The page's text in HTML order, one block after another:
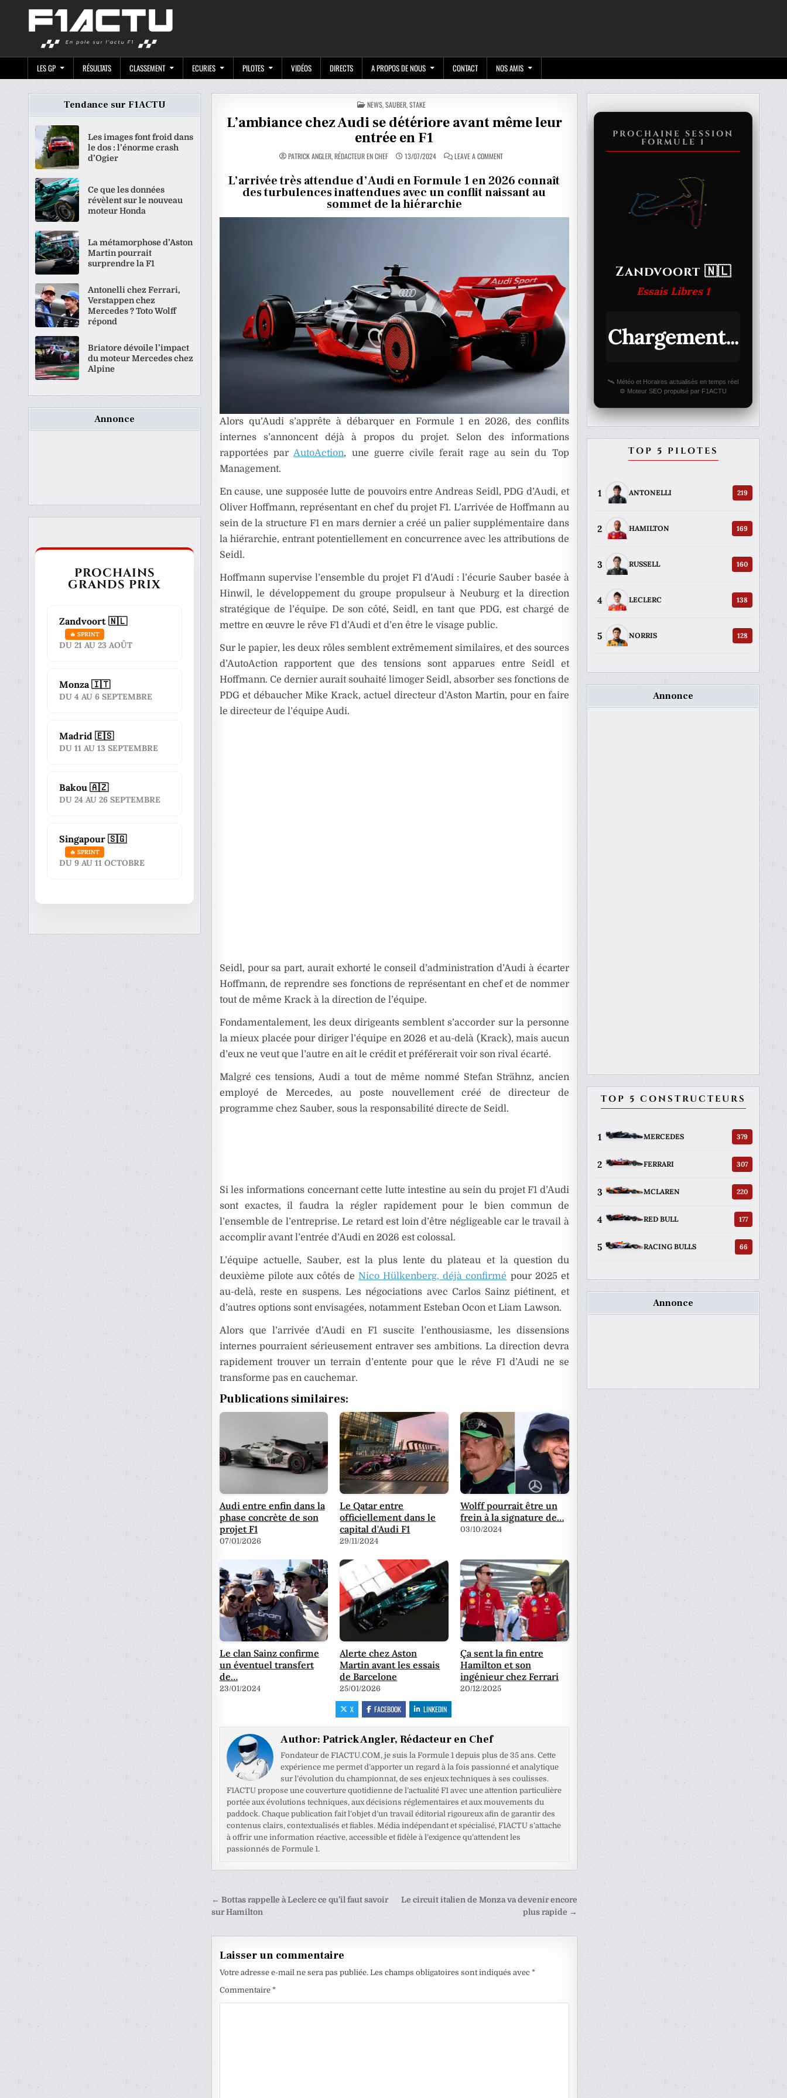
LES GP RÉSULTATS CLASSEMENT ECURIES PILOTES VIDÉOS DIRECTS A PROPOS DE NOUS CONTACT NOS AMIS
POSTED
IN
NEWS,SAUBER,STAKE
L’ambiance chez Audi se détériore avant même leur
entrée en F1
PATRICK ANGLER, RÉDACTEUR EN CHEF 13/07/2024 LEAVE A COMMENTON
AUDI
SE
DÉTÉRIORE
AVANT
ENTRÉE
L’arrivée très attendue d’Audi en Formule 1 en 2026 connaît
des turbulences inattendues avec un conflit naissant au
sommet de la hiérarchie
Alors qu’Audi s’apprête à débarquer en Formule 1 en 2026, des conflits
internes s’annoncent déjà à propos du projet. Selon des informations
rapportées parAutoAction, une guerre civile ferait rage au sein du Top
Management.
En cause, une supposée lutte de pouvoirs entre Andreas Seidl, PDG d’Audi, et
Oliver Hoffmann, représentant en chef du projet F1. L’arrivée de Hoffmann au
sein de la structure F1 en mars dernier a créé un palier supplémentaire dans
la hiérarchie, entrant potentiellement en concurrence avec les attributions de
Seidl.
Hoffmann supervise l’ensemble du projet F1 d’Audi : l’écurie Sauber basée à
Hinwil, le développement du groupe propulseur à Neuburg et la direction
stratégique de l’équipe. De son côté, Seidl, en tant que PDG, est chargé de
mettre en œuvre le rêve F1 d’Audi et d’en être le visage public.
Sur le papier, les deux rôles semblent extrêmement similaires, et des sources
d’AutoAction rapportent que des tensions sont apparues entre Seidl et
Hoffmann. Ce dernier aurait souhaité limoger Seidl, absorber ses fonctions de
PDG et débaucher Mike Krack, actuel directeur d’Aston Martin, pour en faire
le directeur de l’équipe Audi.
Seidl, pour sa part, aurait exhorté le conseil d’administration d’Audi à écarter
Hoffmann, de reprendre ses fonctions de représentant en chef et de nommer
tout de même Krack à la direction de l’équipe.
Fondamentalement, les deux dirigeants semblent s’accorder sur la personne
la mieux placée pour diriger l’équipe en 2026 et au-delà (Krack), mais aucun
d’eux ne veut que l’autre en ait le crédit et préférerait voir son rival écarté.
Malgré ces tensions, Audi a tout de même nommé Stefan Strähnz, ancien
employé de Mercedes, au poste nouvellement créé de directeur de
programme chez Sauber, sous la responsabilité directe de Seidl.
Si les informations concernant cette lutte intestine au sein du projet F1 d’Audi
sont exactes, il faudra la régler rapidement pour le bien commun de
l’ensemble de l’entreprise. Le retard est loin d’être négligeable car le travail à
accomplir avant l’entrée d’Audi en 2026 est colossal.
L’équipe actuelle, Sauber, est la plus lente du plateau et la question du
deuxième pilote aux côtés deNico Hülkenberg, déjà confirmé pour 2025 et
au-delà, reste en suspens. Les négociations avec Carlos Sainz piétinent, et
d’autres options sont envisagées, notamment Esteban Ocon et Liam Lawson.
Alors que l’arrivée d’Audi en F1 suscite l’enthousiasme, les dissensions
internes pourraient sérieusement entraver ses ambitions. La direction devra
rapidement trouver un terrain d’entente pour que le rêve F1 d’Audi ne se
transforme pas en cauchemar.
Publications similaires:
Audi entre enfin dans la
phase concrète de son
projet F1
07/01/2026
Le Qatar entre
officiellement dans le
capital d'Audi F1
29/11/2024
Wolff pourrait être un
frein à la signature de…
03/10/2024
Le clan Sainz confirme
un éventuel transfert
de…
23/01/2024
Alerte chez Aston
Martin avant les essais
de Barcelone
25/01/2026
Ça sent la fin entre
Hamilton et son
ingénieur chez Ferrari
20/12/2025
X FACEBOOK LINKEDIN
Author: Patrick Angler, Rédacteur en Chef
Fondateur de F1ACTU.COM, je suis la Formule 1 depuis plus de 35 ans. Cette
expérience me permet d’apporter un regard à la fois passionné et analytique
sur l’évolution du championnat, de ses enjeux techniques à ses coulisses.
F1ACTU propose une couverture quotidienne de l’actualité F1 avec une attention particulière
portée aux évolutions techniques, aux décisions réglementaires et aux mouvements du
paddock. Chaque publication fait l’objet d’un travail éditorial rigoureux afin de garantir des
contenus clairs, contextualisés et fiables. Média indépendant et spécialisé, F1ACTU s’attache
à offrir une information réactive, accessible et fidèle à l’exigence qu’attendent les
passionnés de Formule 1.
Navigation
de
l’article
Le circuit italien de Monza va devenir encore
plus rapide →
← Bottas rappelle à Leclerc ce qu’il faut savoir
sur Hamilton
Laisser un commentaire
Votre adresse e-mail ne sera pas publiée. Les champs obligatoires sont indiqués avec *
Commentaire *
Tendance sur F1ACTU
Les images font froid dans
le dos : l’énorme crash
d’Ogier
Ce que les données
révèlent sur le nouveau
moteur Honda
La métamorphose d’Aston
Martin pourrait
surprendre la F1
Antonelli chez Ferrari,
Verstappen chez
Mercedes ? Toto Wolff
répond
Briatore dévoile l’impact
du moteur Mercedes chez
Alpine
Annonce
PROCHAINS
GRANDS PRIX
Zandvoort 🇳🇱
🔥 SPRINT
DU 21 AU 23 AOÛT
Monza 🇮🇹
DU 4 AU 6 SEPTEMBRE
Madrid 🇪🇸
DU 11 AU 13 SEPTEMBRE
Bakou 🇦🇿
DU 24 AU 26 SEPTEMBRE
Singapour 🇸🇬
🔥 SPRINT
DU 9 AU 11 OCTOBRE
PROCHAINE SESSION
FORMULE 1
Zandvoort 🇳🇱
Essais Libres 1
Chargement...
🛰️ Météo et Horaires actualisés en temps réel
⚙️ Moteur SEO propulsé par F1ACTU
TOP 5 PILOTES
1 ANTONELLI 219
2 HAMILTON 169
3 RUSSELL 160
4 LECLERC 138
5 NORRIS 128
Annonce
TOP 5 CONSTRUCTEURS
1 MERCEDES 379
2 FERRARI 307
3 MCLAREN 220
4 RED BULL 177
5 RACING BULLS 66
Annonce